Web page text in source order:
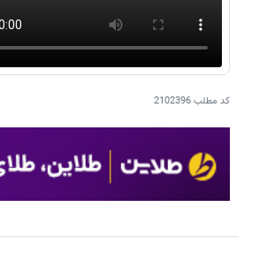
کد مطلب2102396